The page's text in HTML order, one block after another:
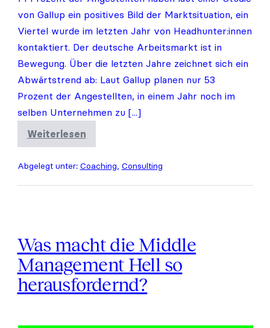
von Gallup ein positives Bild der Marktsituation, ein
Viertel wurde im letzten Jahr von Headhunter:innen
kontaktiert. Der deutsche Arbeitsmarkt ist in
Bewegung. Über die letzten Jahre zeichnet sich ein
Abwärtstrend ab: Laut Gallup planen nur 53
Prozent der Angestellten, in einem Jahr noch im
selben Unternehmen zu [...]
Weiterlesen
Müssen
Unternehmer:innen
ihre
fürchten?
Abgelegt unter: Coaching, Consulting
Was macht die Middle
Management Hell so
herausfordernd?